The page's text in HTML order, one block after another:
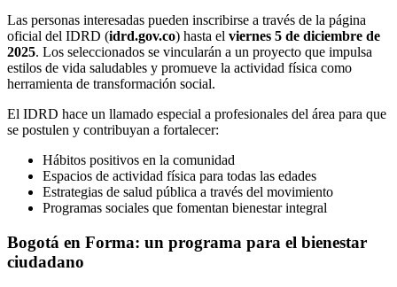
Las personas interesadas pueden inscribirse a través de la página
oficial del IDRD (idrd.gov.co) hasta el viernes 5 de diciembre de
2025. Los seleccionados se vincularán a un proyecto que impulsa
estilos de vida saludables y promueve la actividad física como
herramienta de transformación social.
El IDRD hace un llamado especial a profesionales del área para que
se postulen y contribuyan a fortalecer:
Hábitos positivos en la comunidad
Espacios de actividad física para todas las edades
Estrategias de salud pública a través del movimiento
Programas sociales que fomentan bienestar integral
Bogotá en Forma: un programa para el bienestar
ciudadano